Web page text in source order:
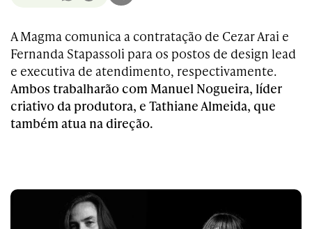
A Magma comunica a contratação de Cezar Arai e
Fernanda Stapassoli para os postos de design lead
e executiva de atendimento, respectivamente.
Ambos trabalharão com Manuel Nogueira, líder
criativo da produtora, e Tathiane Almeida, que
também atua na direção.